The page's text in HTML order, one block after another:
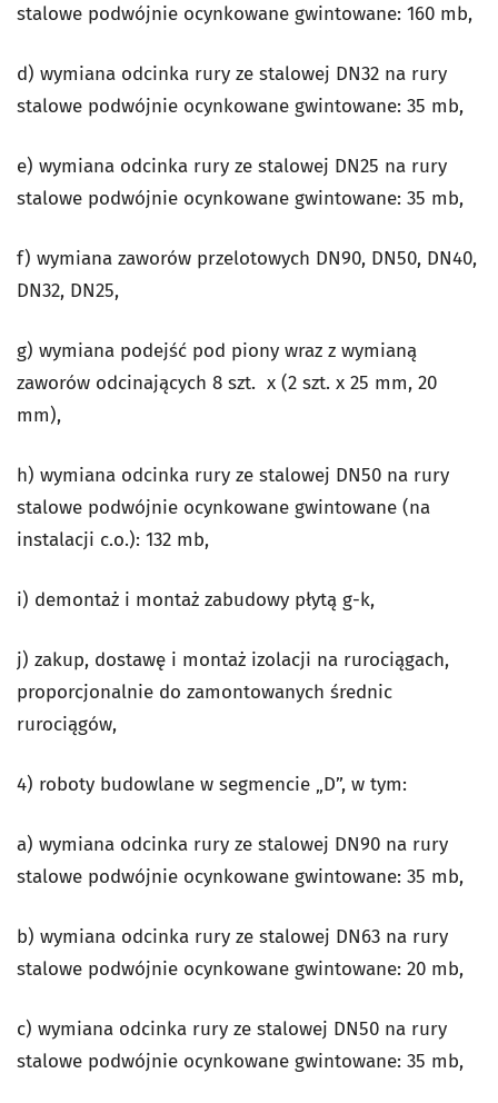
stalowe podwójnie ocynkowane gwintowane: 160 mb,
d) wymiana odcinka rury ze stalowej DN32 na rury
stalowe podwójnie ocynkowane gwintowane: 35 mb,
e) wymiana odcinka rury ze stalowej DN25 na rury
stalowe podwójnie ocynkowane gwintowane: 35 mb,
f) wymiana zaworów przelotowych DN90, DN50, DN40,
DN32, DN25,
g) wymiana podejść pod piony wraz z wymianą
zaworów odcinających 8 szt. x (2 szt. x 25 mm, 20
mm),
h) wymiana odcinka rury ze stalowej DN50 na rury
stalowe podwójnie ocynkowane gwintowane (na
instalacji c.o.): 132 mb,
i) demontaż i montaż zabudowy płytą g-k,
j) zakup, dostawę i montaż izolacji na rurociągach,
proporcjonalnie do zamontowanych średnic
rurociągów,
4) roboty budowlane w segmencie „D”, w tym:
a) wymiana odcinka rury ze stalowej DN90 na rury
stalowe podwójnie ocynkowane gwintowane: 35 mb,
b) wymiana odcinka rury ze stalowej DN63 na rury
stalowe podwójnie ocynkowane gwintowane: 20 mb,
c) wymiana odcinka rury ze stalowej DN50 na rury
stalowe podwójnie ocynkowane gwintowane: 35 mb,